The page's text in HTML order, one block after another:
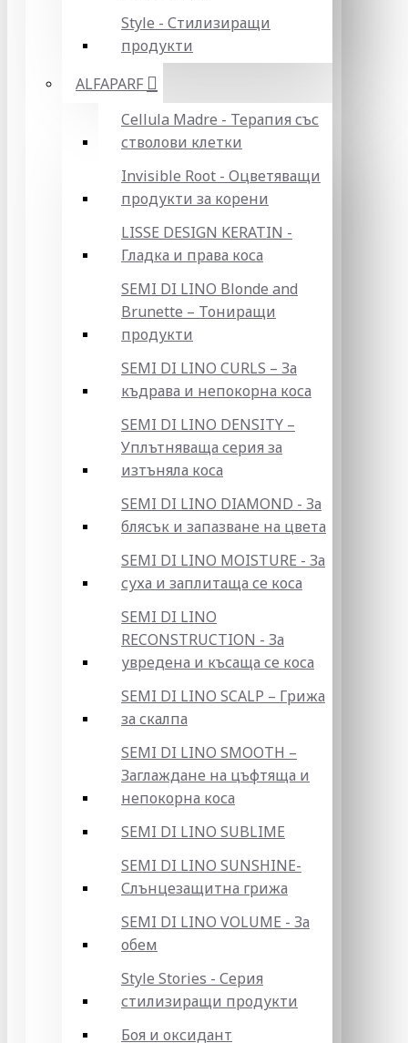
Style - Стилизиращи
продукти
ALFAPARF
Cellula Madre - Терапия със
стволови клетки
Invisible Root - Оцветяващи
продукти за корени
LISSE DESIGN KERATIN -
Гладка и права коса
SEMI DI LINO Blonde and
Brunette – Тониращи
продукти
SEMI DI LINO CURLS – За
къдрава и непокорна коса
SEMI DI LINO DENSITY –
Уплътняваща серия за
изтъняла коса
SEMI DI LINO DIAMOND - За
блясък и запазване на цвета
SEMI DI LINO MOISTURE - За
суха и заплитаща се коса
SEMI DI LINO
RECONSTRUCTION - За
увредена и късаща се коса
SEMI DI LINO SCALP – Грижа
за скалпа
SEMI DI LINO SMOOTH –
Заглаждане на цъфтяща и
непокорна коса
SEMI DI LINO SUBLIME
SEMI DI LINO SUNSHINE-
Слънцезащитна грижа
SEMI DI LINO VOLUME - За
обем
Style Stories - Серия
стилизиращи продукти
Боя и оксидант